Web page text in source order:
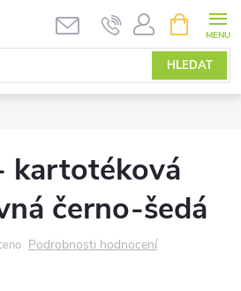
HLEDAT
NÁKUPNÍ
KOŠÍK
kartotéková
černo-šedá
Podrobnosti hodnocení